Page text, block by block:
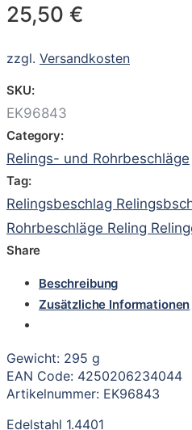
25,50 €
zzgl. Versandkosten
SKU:
EK96843
Category:
Relings- und Rohrbeschläge
Tag:
Relingsbeschlag
Rohrbeschläge Reling
Share
Beschreibung
Zusätzliche Informationen
Gewicht: 295 g
EAN Code: 4250206234044
Artikelnummer: EK96843
Edelstahl 1.4401